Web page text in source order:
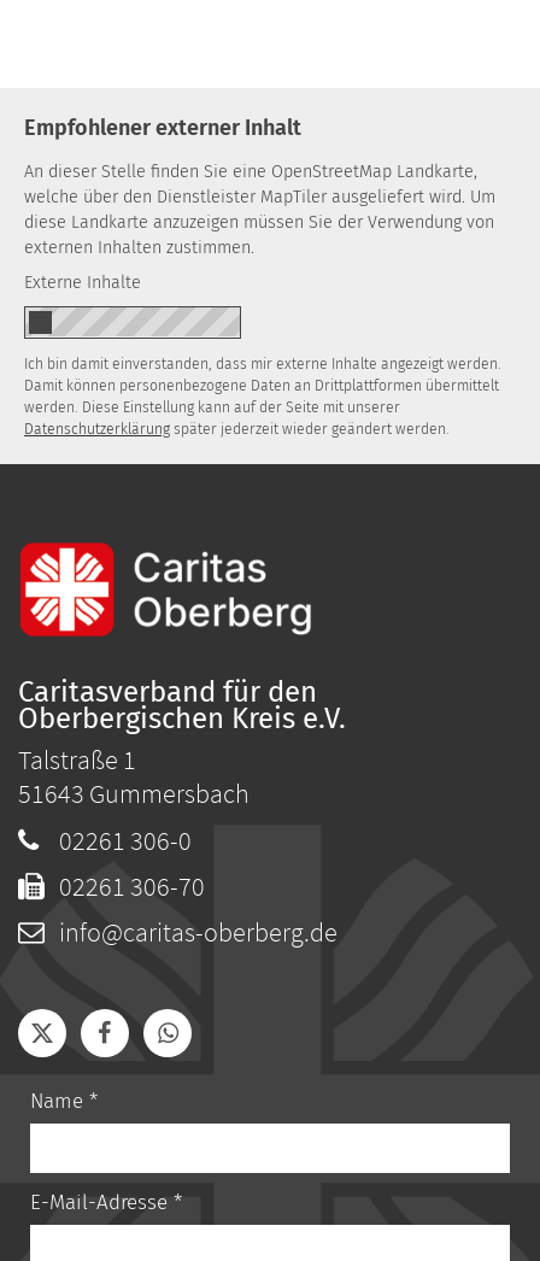
Empfohlener externer Inhalt
An dieser Stelle finden Sie eine OpenStreetMap Landkarte,
welche über den Dienstleister MapTiler ausgeliefert wird. Um
diese Landkarte anzuzeigen müssen Sie der Verwendung von
externen Inhalten zustimmen.
Externe Inhalte
Ich bin damit einverstanden, dass mir externe Inhalte angezeigt werden.
Damit können personenbezogene Daten an Drittplattformen übermittelt
werden. Diese Einstellung kann auf der Seite mit unserer
Datenschutzerklärung später jederzeit wieder geändert werden.
Name *
E-Mail-Adresse *
Caritasverband für den
Oberbergischen Kreis e.V.
Talstraße 1
51643 Gummersbach
02261 306-0
02261 306-70
info@caritas-oberberg.de